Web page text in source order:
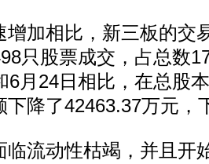
加相比，新三板的交
只股票成交，占总数
6月24日相比，在总股
下降了42463.37万元，
流动性枯竭，并且开